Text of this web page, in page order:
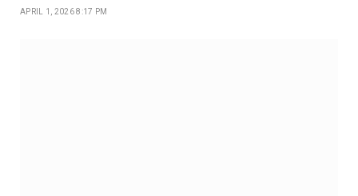
APRIL 1, 2026 8:17 PM